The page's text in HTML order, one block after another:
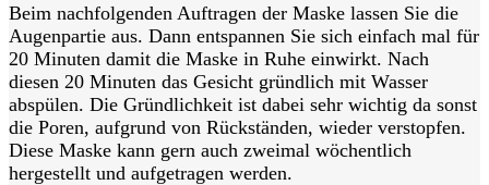
Beim nachfolgenden Auftragen der Maske lassen Sie die
Augenpartie aus. Dann entspannen Sie sich einfach mal für
20 Minuten damit die Maske in Ruhe einwirkt. Nach
diesen 20 Minuten das Gesicht gründlich mit Wasser
abspülen. Die Gründlichkeit ist dabei sehr wichtig da sonst
die Poren, aufgrund von Rückständen, wieder verstopfen.
Diese Maske kann gern auch zweimal wöchentlich
hergestellt und aufgetragen werden.